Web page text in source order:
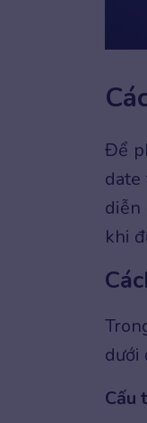
Để
diễn
khi
dưới
Cấu